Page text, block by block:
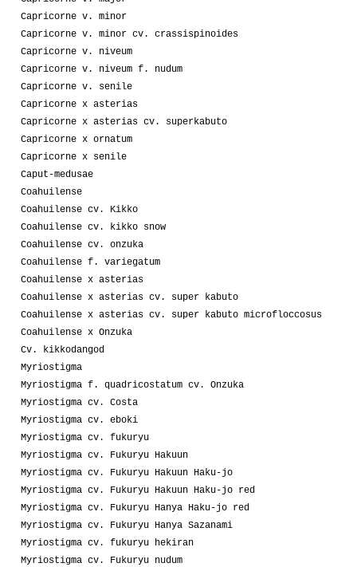
Capricorne v. minor
Capricorne v. minor cv. crassispinoides
Capricorne v. niveum
Capricorne v. niveum f. nudum
Capricorne v. senile
Capricorne x asterias
Capricorne x asterias cv. superkabuto
Capricorne x ornatum
Capricorne x senile
Caput-medusae
Coahuilense
Coahuilense cv. Kikko
Coahuilense cv. kikko snow
Coahuilense cv. onzuka
Coahuilense f. variegatum
Coahuilense x asterias
Coahuilense x asterias cv. super kabuto
Coahuilense x asterias cv. super kabuto microfloccosus
Coahuilense x Onzuka
Cv. kikkodangod
Myriostigma
Myriostigma f. quadricostatum cv. Onzuka
Myriostigma cv. Costa
Myriostigma cv. eboki
Myriostigma cv. fukuryu
Myriostigma cv. Fukuryu Hakuun
Myriostigma cv. Fukuryu Hakuun Haku-jo
Myriostigma cv. Fukuryu Hakuun Haku-jo red
Myriostigma cv. Fukuryu Hanya Haku-jo red
Myriostigma cv. Fukuryu Hanya Sazanami
Myriostigma cv. fukuryu hekiran
Myriostigma cv. Fukuryu nudum